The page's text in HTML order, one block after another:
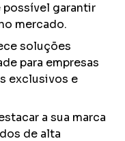
possível garantir
mercado.
soluções
para empresas
exclusivos e
a sua marca
de alta